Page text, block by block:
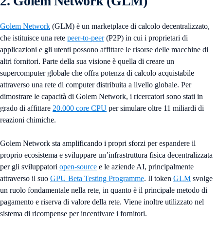
Golem Network (GLM) è un marketplace di calcolo decentralizzato,
che istituisce una rete peer-to-peer(P2P) in cui i proprietari di
applicazioni e gli utenti possono affittare le risorse delle macchine di
altri fornitori. Parte della sua visione è quella di creare un
supercomputer globale che offra potenza di calcolo acquistabile
attraverso una rete di computer distribuita a livello globale. Per
dimostrare le capacità di Golem Network, i ricercatori sono stati in
grado di affittare 20.000 core CPU per simulare oltre 11 miliardi di
reazioni chimiche.
Golem Network sta amplificando i propri sforzi per espandere il
proprio ecosistema e sviluppare un’infrastruttura fisica decentralizzata
per gli sviluppatori open-source e le aziende AI, principalmente
attraverso il suo GPU Beta Testing Programme. Il token GLM svolge
un ruolo fondamentale nella rete, in quanto è il principale metodo di
pagamento e riserva di valore della rete. Viene inoltre utilizzato nel
sistema di ricompense per incentivare i fornitori.